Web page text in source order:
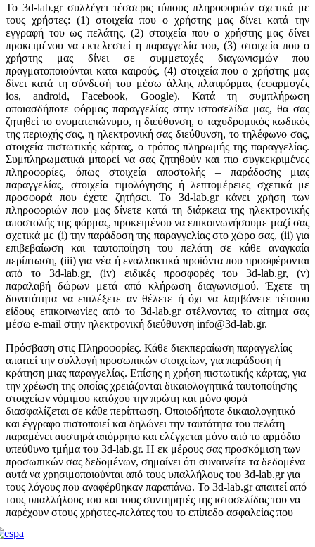
Το 3d-lab.gr συλλέγει τέσσερις τύπους πληροφοριών σχετικά με
τους χρήστες: (1) στοιχεία που ο χρήστης μας δίνει κατά την
εγγραφή του ως πελάτης, (2) στοιχεία που ο χρήστης μας δίνει
προκειμένου να εκτελεστεί η παραγγελία του, (3) στοιχεία που ο
χρήστης μας δίνει σε συμμετοχές διαγωνισμών που
πραγματοποιούνται κατα καιρούς, (4) στοιχεία που ο χρήστης μας
δίνει κατά τη σύνδεσή του μέσω άλλης πλατφόρμας (εφαρμογές
ios, android, Facebook, Google). Κατά τη συμπλήρωση
οποιασδήποτε φόρμας παραγγελίας στην ιστοσελίδα μας, θα σας
ζητηθεί το ονοματεπώνυμο, η διεύθυνση, ο ταχυδρομικός κωδικός
της περιοχής σας, η ηλεκτρονική σας διεύθυνση, το τηλέφωνο σας,
στοιχεία πιστωτικής κάρτας, ο τρόπος πληρωμής της παραγγελίας.
Συμπληρωματικά μπορεί να σας ζητηθούν και πιο συγκεκριμένες
πληροφορίες, όπως στοιχεία αποστολής – παράδοσης μιας
παραγγελίας, στοιχεία τιμολόγησης ή λεπτομέρειες σχετικά με
προσφορά που έχετε ζητήσει. Το 3d-lab.gr κάνει χρήση των
πληροφοριών που μας δίνετε κατά τη διάρκεια της ηλεκτρονικής
αποστολής της φόρμας, προκειμένου να επικοινωνήσουμε μαζί σας
σχετικά με (i) την παράδοση της παραγγελίας στο χώρο σας, (ii) για
επιβεβαίωση και ταυτοποίηση του πελάτη σε κάθε αναγκαία
περίπτωση, (iii) για νέα ή εναλλακτικά προϊόντα που προσφέρονται
από το 3d-lab.gr, (iv) ειδικές προσφορές του 3d-lab.gr, (v)
παραλαβή δώρων μετά από κλήρωση διαγωνισμού. Έχετε τη
δυνατότητα να επιλέξετε αν θέλετε ή όχι να λαμβάνετε τέτοιου
είδους επικοινωνίες από το 3d-lab.gr στέλνοντας το αίτημα σας
μέσω e-mail στην ηλεκτρονική διεύθυνση info@3d-lab.gr.
Πρόσβαση στις Πληροφορίες. Κάθε διεκπεραίωση παραγγελίας
απαιτεί την συλλογή προσωπικών στοιχείων, για παράδοση ή
κράτηση μιας παραγγελίας. Επίσης η χρήση πιστωτικής κάρτας, για
την χρέωση της οποίας χρειάζονται δικαιολογητικά ταυτοποίησης
στοιχείων νόμιμου κατόχου την πρώτη και μόνο φορά
διασφαλίζεται σε κάθε περίπτωση. Οποιοδήποτε δικαιολογητικό
και έγγραφο πιστοποιεί και δηλώνει την ταυτότητα του πελάτη
παραμένει αυστηρά απόρρητο και ελέγχεται μόνο από το αρμόδιο
υπεύθυνο τμήμα του 3d-lab.gr. Η εκ μέρους σας προσκόμιση των
προσωπικών σας δεδομένων, σημαίνει ότι συναινείτε τα δεδομένα
αυτά να χρησιμοποιούνται από τους υπαλλήλους του 3d-lab.gr για
τους λόγους που αναφέρθηκαν παραπάνω. Το 3d-lab.gr απαιτεί από
τους υπαλλήλους του και τους συντηρητές της ιστοσελίδας του να
παρέχουν στους χρήστες-πελάτες του το επίπεδο ασφαλείας που
Δεδομένων. Σε καμία άλλη περίπτωση το 3d-lab.gr δεν μπορεί να